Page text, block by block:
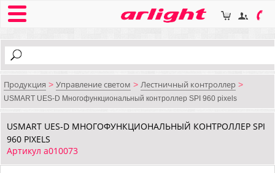
Продукция > Управление светом > Лестничный контроллер >
USMART UES-D Многофункциональный контроллер SPI 960 pixels
USMART UES-D МНОГОФУНКЦИОНАЛЬНЫЙ КОНТРОЛЛЕР SPI
960 PIXELS
Артикул a010073